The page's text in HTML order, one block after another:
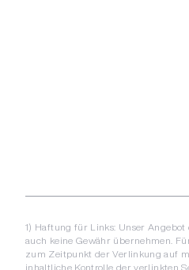
1) Haftung für Links: Unser
auch keine Gewähr übernehmen.
zum Zeitpunkt der Verlinkung auf
inhaltliche Kontrolle der verlinkten